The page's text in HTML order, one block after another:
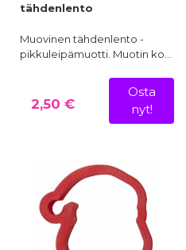
tähdenlento
Muovinen tähdenlento -
pikkuleipämuotti. Muotin ko…
2,50 €
Osta
nyt!